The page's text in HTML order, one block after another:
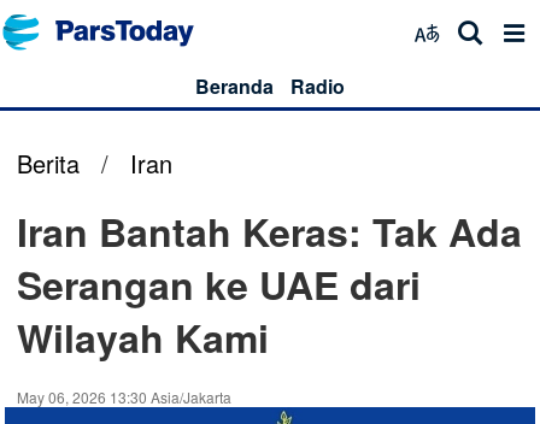
Beranda Radio
Berita / Iran
Iran Bantah Keras: Tak Ada
Serangan ke UAE dari
Wilayah Kami
May 06, 2026 13:30 Asia/Jakarta